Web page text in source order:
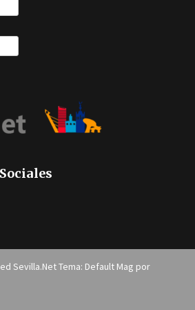
Sevilla.Net Tema: Default Mag por